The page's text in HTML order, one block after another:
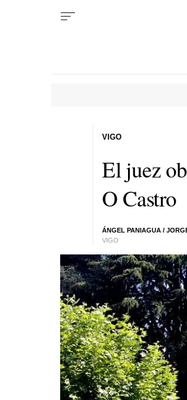
El juez
O Castro
ÁNGEL PANIAGUA /
VIGO
VIGO